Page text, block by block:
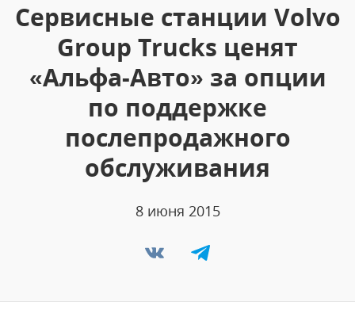
Сервисные станции Volvo
Group Trucks ценят
«Альфа-Авто» за опции
по поддержке
послепродажного
обслуживания
8 июня 2015